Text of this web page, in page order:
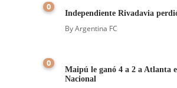
0
Independiente Rivadavia
ByArgentina FC
0
Maipú le ganó 4 a 2 a Atlanta
Nacional